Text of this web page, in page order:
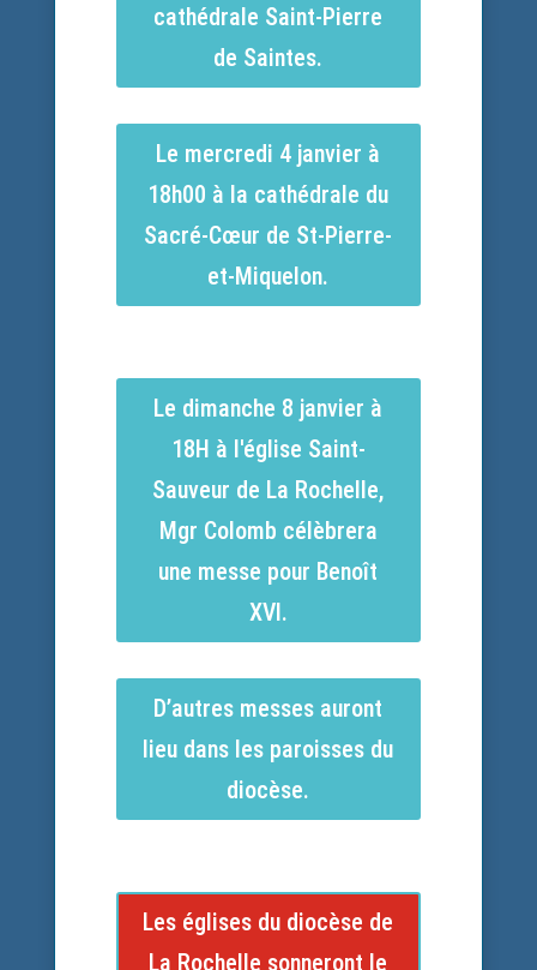
cathédrale Saint-Pierre
de Saintes.
Le mercredi 4 janvier à
18h00 à la cathédrale du
Sacré-Cœur de St-Pierre-
et-Miquelon.
Le dimanche 8 janvier à
18H à l'église Saint-
Sauveur de La Rochelle,
Mgr Colomb célèbrera
une messe pour Benoît
XVI.
D’autres messes auront
lieu dans les paroisses du
diocèse.
Les églises du diocèse de
La Rochelle sonneront le